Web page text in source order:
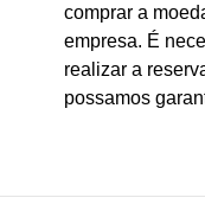
comprar a
empresa. É
realizar a
possamos